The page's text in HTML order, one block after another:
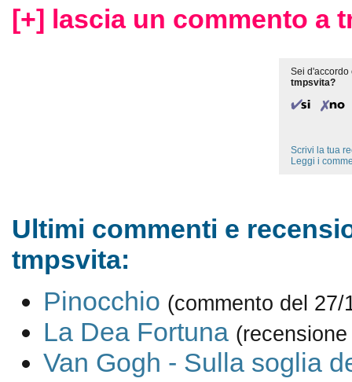
[+] lascia un commento a
Sei d'accordo
tmpsvita?
Scrivi la tua
Leggi i
Ultimi commenti e
tmpsvita:
Pinocchio (commento del 27/
La Dea Fortuna
Van Gogh - Sulla soglia